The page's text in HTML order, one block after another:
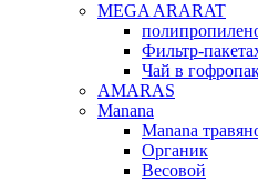
MEGA ARARAT
Фильтр-
Чай в
AMARAS
Manana
Manana
Органик
Весовой